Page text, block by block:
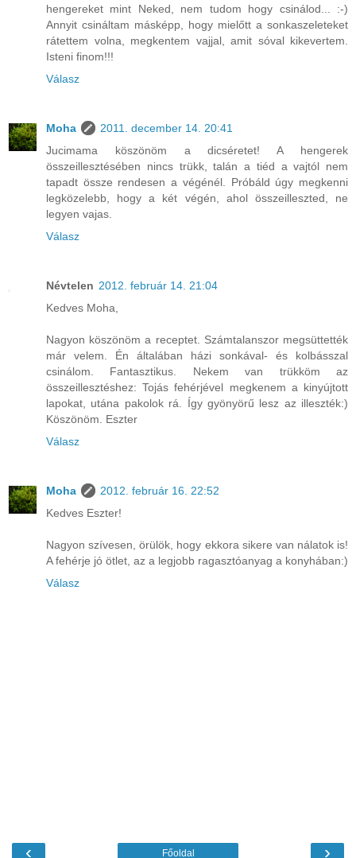
hengereket mint Neked, nem tudom hogy csinálod... :-)
Annyit csináltam másképp, hogy mielőtt a sonkaszeleteket
rátettem volna, megkentem vajjal, amit sóval kikevertem.
Isteni finom!!!
Válasz
Moha
2011. december 14. 20:41
Jucimama köszönöm a dicséretet! A hengerek
összeillesztésében nincs trükk, talán a tiéd a vajtól nem
tapadt össze rendesen a végénél. Próbáld úgy megkenni
legközelebb, hogy a két végén, ahol összeilleszted, ne
legyen vajas.
Válasz
Névtelen 2012. február 14. 21:04
Kedves Moha,
Nagyon köszönöm a receptet. Számtalanszor megsüttették
már velem. Én általában házi sonkával- és kolbásszal
csinálom. Fantasztikus. Nekem van trükköm az
összeillesztéshez: Tojás fehérjével megkenem a kinyújtott
lapokat, utána pakolok rá. Így gyönyörű lesz az illeszték:)
Köszönöm. Eszter
Válasz
Moha
2012. február 16. 22:52
Kedves Eszter!
Nagyon szívesen, örülök, hogy ekkora sikere van nálatok is!
A fehérje jó ötlet, az a legjobb ragasztóanyag a konyhában:)
Válasz
‹ ›
Főoldal